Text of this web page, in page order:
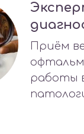
Приём
работы